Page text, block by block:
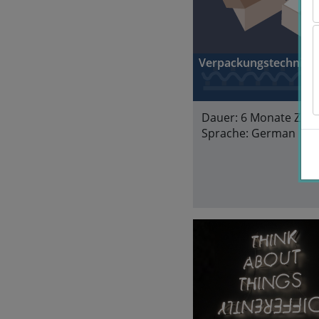
Verpackungstechnik
Dauer: 6 Monate
Sprache: German